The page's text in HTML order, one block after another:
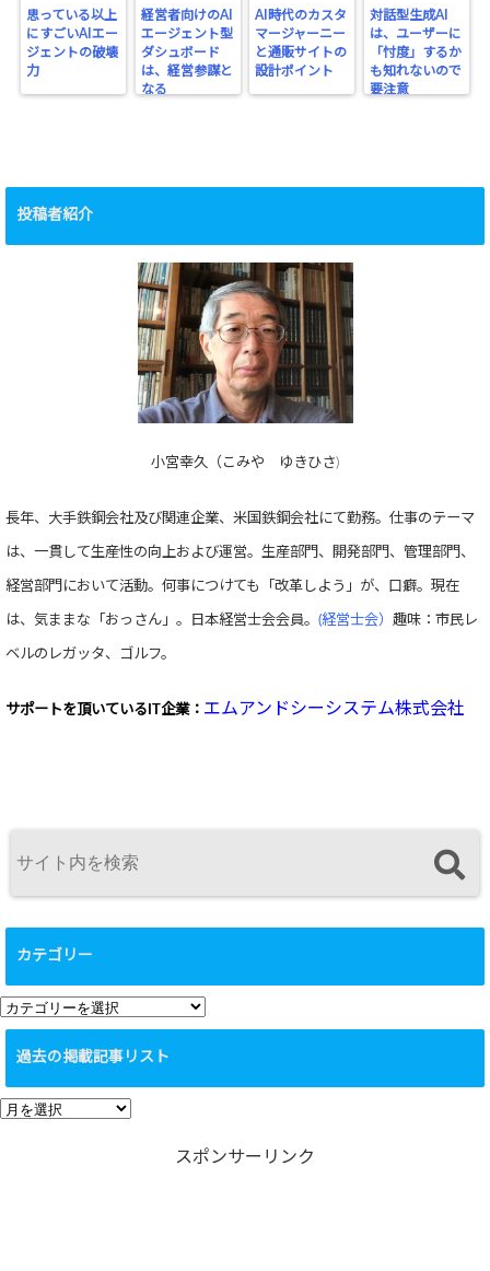
思っている以上
にすごいAIエー
ジェントの破壊
力
経営者向けのAI
エージェント型
ダシュボード
は、経営参謀と
なる
AI時代のカスタ
マージャーニー
と通販サイトの
設計ポイント
対話型生成AI
は、ユーザーに
「忖度」するか
も知れないので
要注意
投稿者紹介
小宮幸久（こみや ゆきひさ)
長年、大手鉄鋼会社及び関連企業、米国鉄鋼会社にて勤務。仕事のテーマ
は、一貫して生産性の向上および運営。生産部門、開発部門、管理部門、
経営部門において活動。何事につけても「改革しよう」が、口癖。現在
は、気ままな「おっさん」。日本経営士会会員。 (経営士会） 趣味：市民レ
ベルのレガッタ、ゴルフ。
サポートを頂いている IT企業： エムアンドシーシステム株式会社
カテゴリー
カ
テ
リ
ー
過去の掲載記事リスト
過
スポンサーリンク